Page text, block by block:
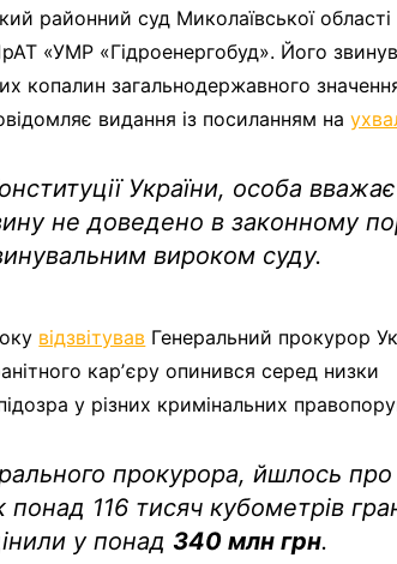
районний суд Миколаївської області
«УМР «Гідроенергобуд». Його
копалин загальнодержавного
видання із посиланням на
України, особа
не доведено в законному
вироком суду.
відзвітував Генеральний прокурор
карʼєру опинився серед низки
у різних кримінальних
прокурора, йшлось про
116 тисяч кубометрів
у понад340 млн грн.